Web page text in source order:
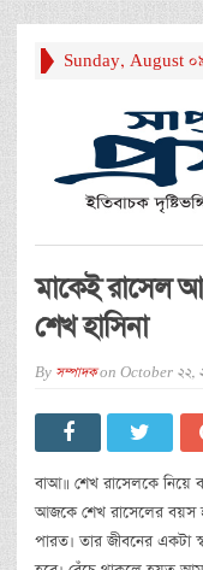
Sunday, August
মাকেই রাসেল
শেখ হাসিনা
By সম্পাদকon October 22,
বাআ॥ শেখ রাসেলকে নিয়ে
আজকে শেখ রাসেলের
পারত। তার জীবনের একটা